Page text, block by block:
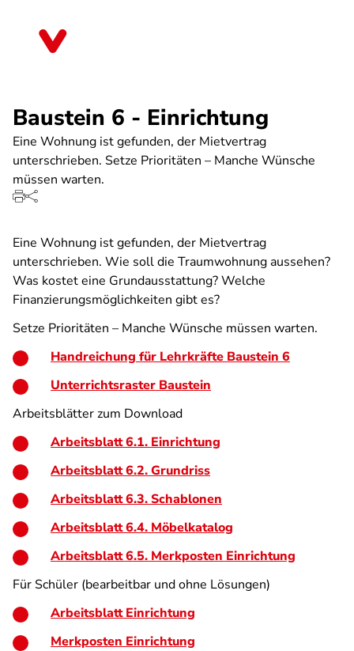
Baustein 6 - Einrichtung
Eine Wohnung ist gefunden, der Mietvertrag
unterschrieben. Setze Prioritäten – Manche Wünsche
müssen warten.
Eine Wohnung ist gefunden, der Mietvertrag
unterschrieben. Wie soll die Traumwohnung aussehen?
Was kostet eine Grundausstattung? Welche
Finanzierungsmöglichkeiten gibt es?
Setze Prioritäten – Manche Wünsche müssen warten.
Handreichung für Lehrkräfte Baustein 6
Unterrichtsraster Baustein
Arbeitsblätter zum Download
Arbeitsblatt 6.1. Einrichtung
Arbeitsblatt 6.2. Grundriss
Arbeitsblatt 6.3. Schablonen
Arbeitsblatt 6.4. Möbelkatalog
Arbeitsblatt 6.5. Merkposten Einrichtung
Für Schüler (bearbeitbar und ohne Lösungen)
Arbeitsblatt Einrichtung
Merkposten Einrichtung